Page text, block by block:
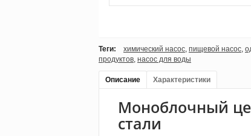
Теги: химический насос, пищевой насос,
продуктов, насос для воды
Описание Характеристики
Моноблочный
стали